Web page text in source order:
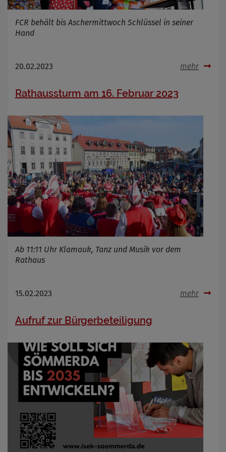
FCR behält bis Aschermittwoch Schlüssel in seiner
Hand
20.02.2023 mehr
Rathaussturm am 16. Februar 2023
Ab 11:11 Uhr Klamauk, Tanz und Musik vor dem
Rathaus
15.02.2023 mehr
Aufruf zur Bürgerbeteiligung
OpenWeatherAPI gesetzt werden
Anbieter
Cookie Laufzeit
Infos schließen